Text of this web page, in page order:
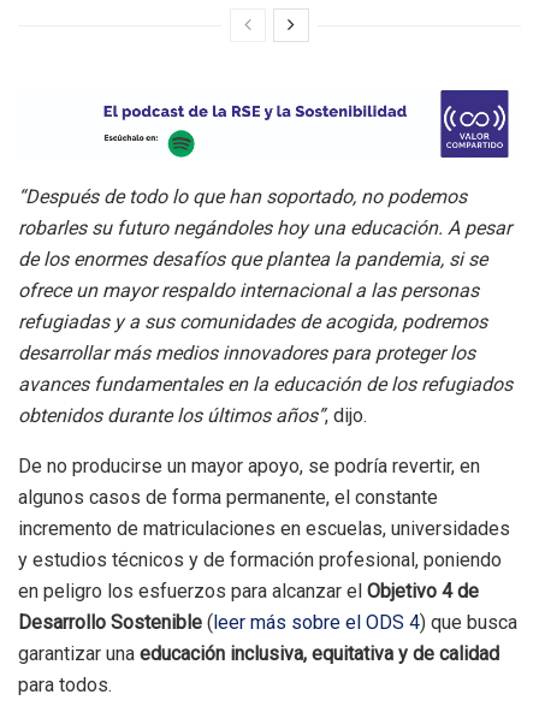
“Después de todo lo que han soportado, no podemos
robarles su futuro negándoles hoy una educación. A pesar
de los enormes desafíos que plantea la pandemia, si se
ofrece un mayor respaldo internacional a las personas
refugiadas y a sus comunidades de acogida, podremos
desarrollar más medios innovadores para proteger los
avances fundamentales en la educación de los refugiados
obtenidos durante los últimos años”, dijo.
De no producirse un mayor apoyo, se podría revertir, en
algunos casos de forma permanente, el constante
incremento de matriculaciones en escuelas, universidades
y estudios técnicos y de formación profesional, poniendo
en peligro los esfuerzos para alcanzar el Objetivo 4 de
Desarrollo Sostenible ( leer más sobre el ODS 4) que busca
garantizar una educación inclusiva, equitativa y de calidad
para todos.